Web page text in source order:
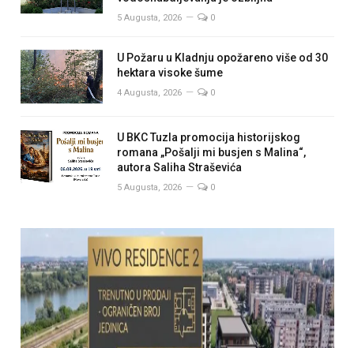
5 Augusta, 2026 0
U Požaru u Kladnju opožareno više od 30
hektara visoke šume
4 Augusta, 2026 0
U BKC Tuzla promocija historijskog
romana „Pošalji mi busjen s Malina“,
autora Saliha Straševića
5 Augusta, 2026 0